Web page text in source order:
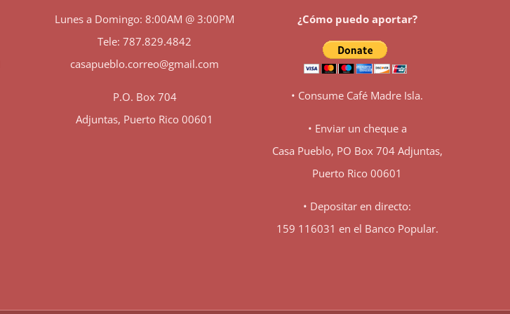
Lunes a Domingo: 8:00AM @ 3:00PM
Tele: 787.829.4842
casapueblo.correo@gmail.com
P.O. Box 704
Adjuntas, Puerto Rico 00601
¿Cómo puedo aportar?
• Consume Café Madre Isla.
• Enviar un cheque a
Casa Pueblo, PO Box 704 Adjuntas,
Puerto Rico 00601
• Depositar en directo:
159 116031 en el Banco Popular.